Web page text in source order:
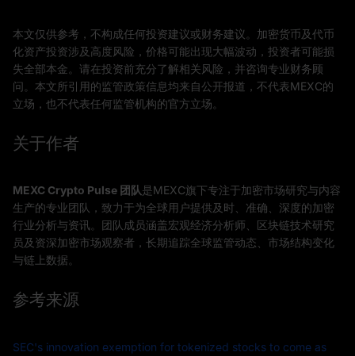
本文仅供参考，不构成任何投资建议或财务建议。加密货币及代币
化资产投资涉及高度风险，价格可能出现大幅波动，投资者可能损
失全部本金。请在投资前充分了解相关风险，并咨询专业财务顾
问。本文所引用的监管政策信息均来自公开报道，不代表MEXC的
立场，也不代表任何监管机构的官方立场。
关于作者
MEXC Crypto Pulse 团队是MEXC旗下专注于加密市场研究与内容
生产的专业团队，致力于为全球用户提供及时、准确、深度的加密
行业分析与资讯。团队成员涵盖宏观经济分析师、区块链技术研究
员及资深加密市场观察者，长期追踪全球监管动态、市场结构变化
与链上数据。
参考来源
SEC's innovation exemption for tokenized stocks to come as